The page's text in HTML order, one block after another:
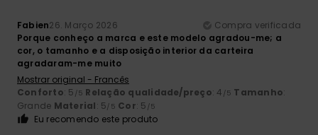
Fabien26. Março 2026
Compra verificada
Porque conheço a marca e este modelo agradou-me; a
cor, o tamanho e a disposição interior da carteira
agradaram-me muito
Mostrar original - Francês
Conforto: 5 /5 Relação qualidade/preço: 4 /5 Tamanho:
Grande Material: 5/5 Cor: 5 /5
Eu recomendo este produto